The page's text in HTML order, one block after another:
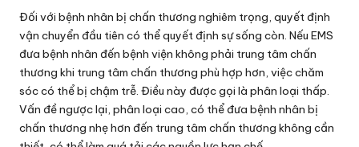
Đối với bệnh nhân bị chấn thương nghiêm trọng, quyết định
vận chuyển đầu tiên có thể quyết định sự sống còn. Nếu EMS
đưa bệnh nhân đến bệnh viện không phải trung tâm chấn
thương khi trung tâm chấn thương phù hợp hơn, việc chăm
sóc có thể bị chậm trễ. Điều này được gọi là phân loại thấp.
Vấn đề ngược lại, phân loại cao, có thể đưa bệnh nhân bị
chấn thương nhẹ hơn đến trung tâm chấn thương không cần